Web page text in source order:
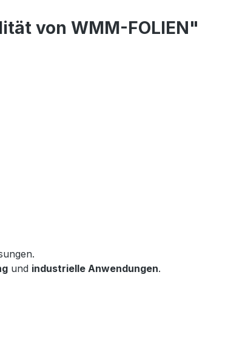
von WMM-FOLIEN"
und industrielle Anwendungen.